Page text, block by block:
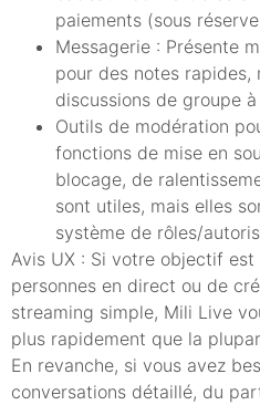
paiements (sous
Messagerie : Présente
pour des notes rapides,
discussions de groupe
Outils de modération
fonctions de mise en
blocage, de
sont utiles, mais elles
système de rôles/
Avis UX : Si votre objectif
personnes en direct ou de
streaming simple, Mili Live
plus rapidement que la
En revanche, si vous avez
conversations détaillé, du